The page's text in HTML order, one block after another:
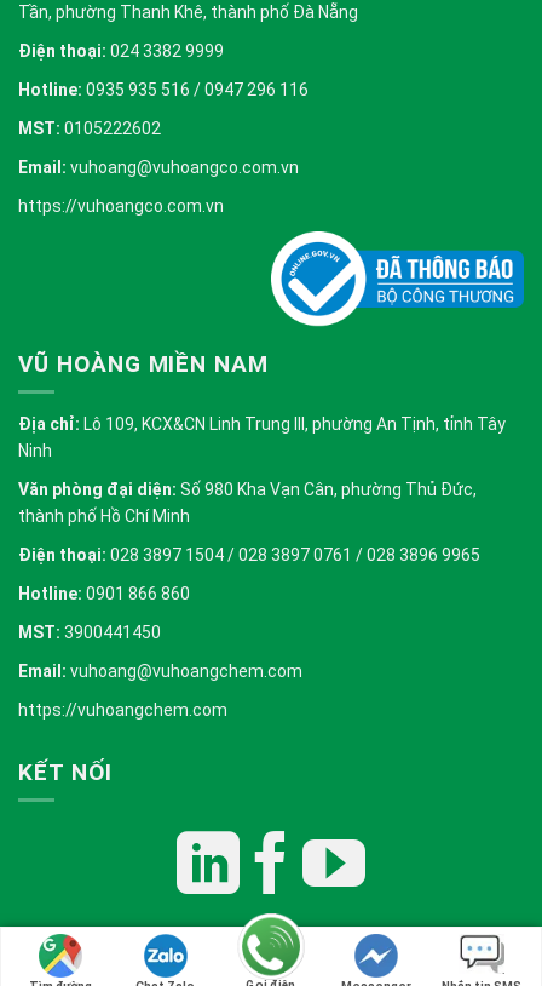
Tần, phường Thanh Khê, thành phố Đà Nẵng
Điện thoại: 024 3382 9999
Hotline: 0935 935 516 / 0947 296 116
MST: 0105222602
Email: vuhoang@vuhoangco.com.vn
https://vuhoangco.com.vn
VŨ HOÀNG MIỀN NAM
Địa chỉ: Lô 109, KCX&CN Linh Trung III, phường An Tịnh, tỉnh Tây
Ninh
Văn phòng đại diện: Số 980 Kha Vạn Cân, phường Thủ Đức,
thành phố Hồ Chí Minh
Điện thoại: 028 3897 1504 / 028 3897 0761 / 028 3896 9965
Hotline: 0901 866 860
MST: 3900441450
Email: vuhoang@vuhoangchem.com
https://vuhoangchem.com
KẾT NỐI
Copyright 2026 ©Vũ Hoàng E&C